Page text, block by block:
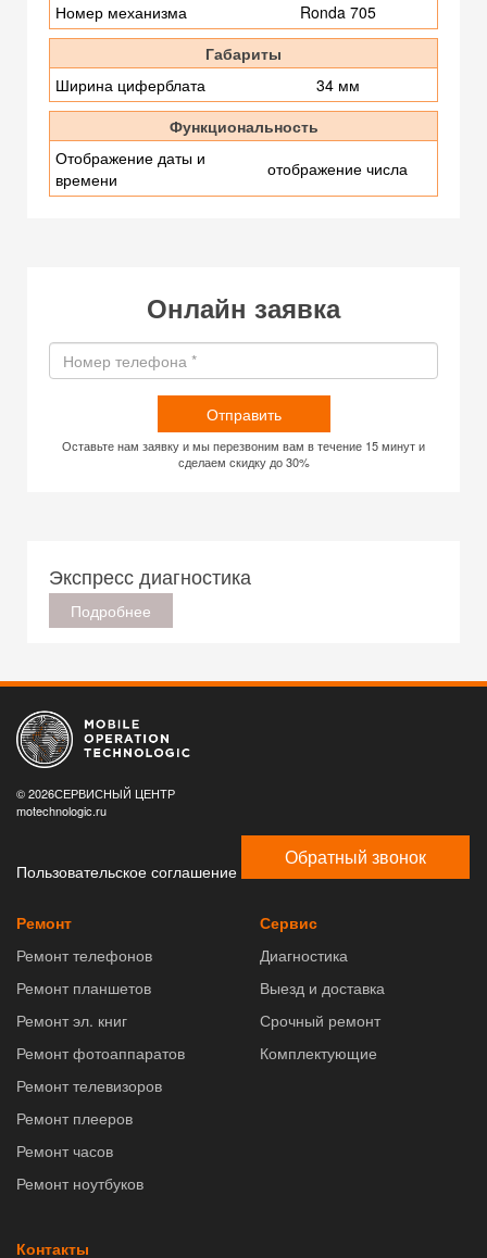
Номер механизма
Ronda 705
Габариты
Ширина циферблата
34 мм
Функциональность
Отображение даты и
времени
отображение числа
Онлайн заявка
Отправить
Оставьте нам заявку и мы перезвоним вам в течение 15 минут и
сделаем скидку до 30%
Экспресс диагностика
Подробнее
© 2026СЕРВИСНЫЙ ЦЕНТР
motechnologic.ru
Пользовательское соглашение
Обратный звонок
Ремонт
Ремонт телефонов
Ремонт планшетов
Ремонт эл. книг
Ремонт фотоаппаратов
Ремонт телевизоров
Ремонт плееров
Ремонт часов
Ремонт ноутбуков
Сервис
Диагностика
Выезд и доставка
Срочный ремонт
Комплектующие
Контакты